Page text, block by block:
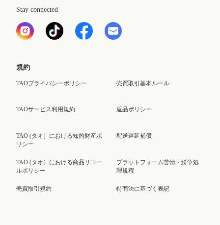
Stay connected
規約
TAOプライバシーポリシー
TAOサービス利用規約
TAO (タオ）における知的財産ポ
リシー
TAO (タオ）における商品リコー
ルポリシー
売買取引規約
売買取引基本ルール
返品ポリシー
配送遅延補償
プラットフォーム苦情・紛争処
理規程
特商法に基づく表記